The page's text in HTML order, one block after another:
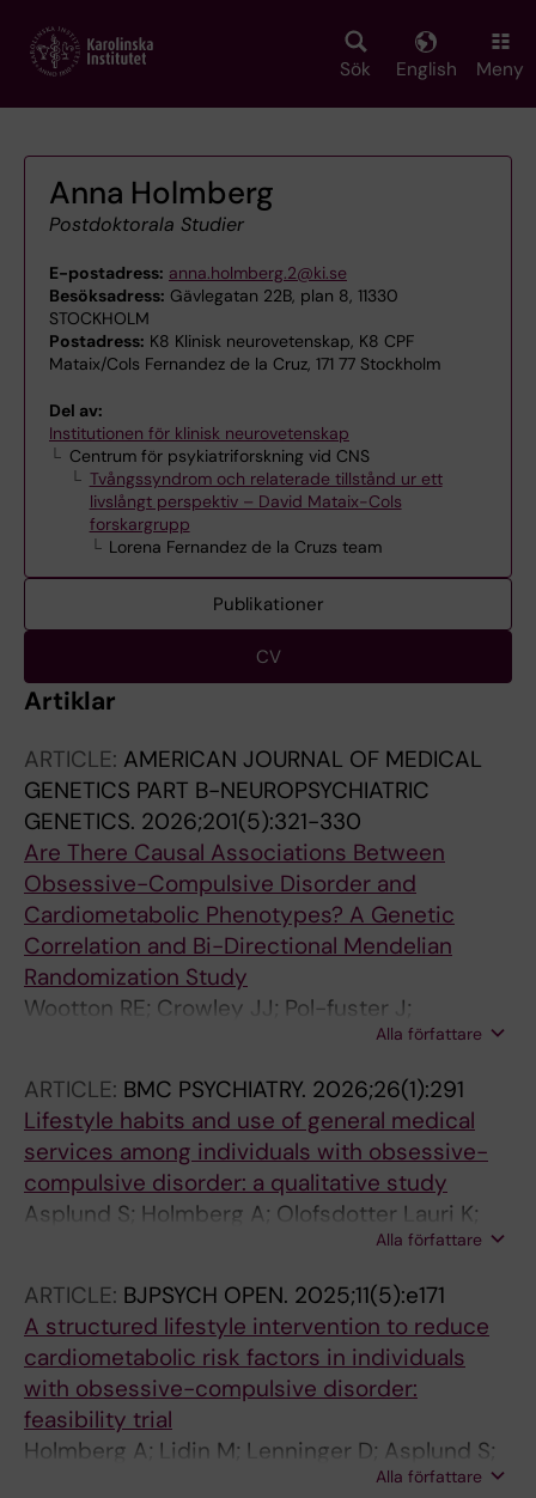
main
Sök English Meny
Anna Holmberg
Postdoktorala Studier
E-postadress: anna.holmberg.2@ki.se
Besöksadress: Gävlegatan 22B, plan 8, 11330
STOCKHOLM
Postadress: K8 Klinisk neurovetenskap, K8 CPF
Mataix/Cols Fernandez de la Cruz, 171 77 Stockholm
Del av:
Institutionen för klinisk neurovetenskap
Centrum för psykiatriforskning vid CNS
Tvångssyndrom och relaterade tillstånd ur ett
livslångt perspektiv – David Mataix-Cols
forskargrupp
Lorena Fernandez de la Cruzs team
Publikationer
CV
Artiklar
ARTICLE: AMERICAN JOURNAL OF MEDICAL
GENETICS PART B-NEUROPSYCHIATRIC
GENETICS. 2026;201(5):321-330
Are There Causal Associations Between
Obsessive-Compulsive Disorder and
Cardiometabolic Phenotypes? A Genetic
Correlation and Bi-Directional Mendelian
Randomization Study
Wootton RE; Crowley JJ; Pol-fuster J;
Holmberg A; Ruck C; Mataix-Cols D;Alla författare
ARTICLE: BMC PSYCHIATRY. 2026;26(1):291
Lifestyle habits and use of general medical
services among individuals with obsessive-
compulsive disorder: a qualitative study
Asplund S; Holmberg A; Olofsdotter Lauri K;
Lenninger D; Ivanova E; Lidin M; Ruck C;
Martinsson L; Mataix-Cols D; Fernandez de la
Cruz L
Alla författare
ARTICLE: BJPSYCH OPEN. 2025;11(5):e171
A structured lifestyle intervention to reduce
cardiometabolic risk factors in individuals
with obsessive-compulsive disorder:
feasibility trial
Holmberg A; Lidin M; Lenninger D; Asplund S;
Lavebratt C; Ruck C; Martinsson L; Mataix-
Alla författare